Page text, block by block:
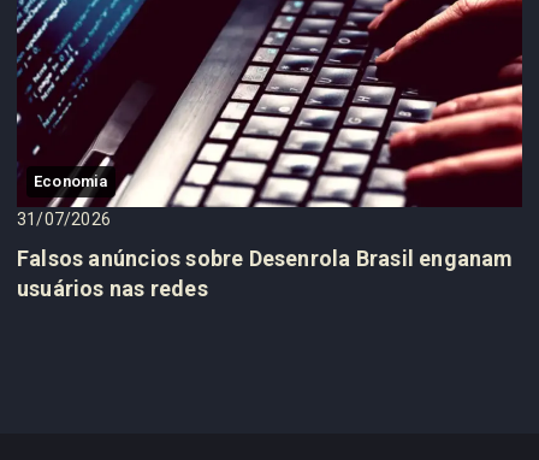
Economia
31/07/2026
Falsos anúncios sobre Desenrola Brasil enganam
usuários nas redes